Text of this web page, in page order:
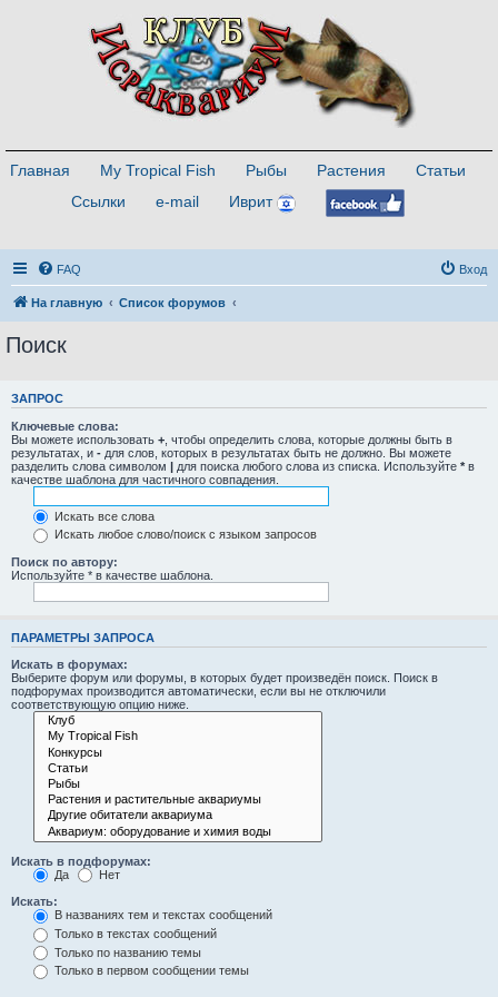
Главная My Tropical Fish Рыбы Растения
Статьи
Ссылки
e-mail Иврит
FAQ Вход
На главную Список форумов
Поиск
ЗАПРОС
Ключевые слова:
Вы можете использовать + , чтобы определить слова, которые должны быть в
результатах, и - для слов, которых в результатах быть не должно. Вы можете
разделить слова символом | для поиска любого слова из списка. Используйте * в
качестве шаблона для частичного совпадения.
Искать все слова
Искать любое слово/поиск с языком запросов
Поиск по автору:
Используйте * в качестве шаблона.
ПАРАМЕТРЫ ЗАПРОСА
Искать в форумах:
Выберите форум или форумы, в которых будет произведён поиск. Поиск в
подфорумах производится автоматически, если вы не отключили
соответствующую опцию ниже.
Искать в подфорумах:
Да
Нет
Искать:
В названиях тем и текстах сообщений
Только в текстах сообщений
Только по названию темы
Только в первом сообщении темы